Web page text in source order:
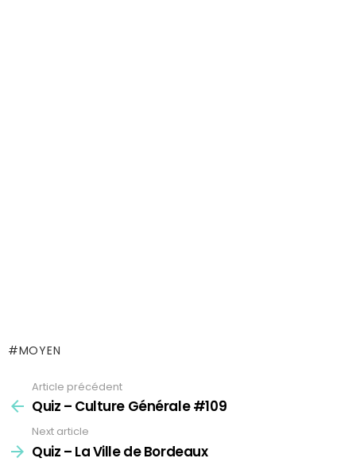
MOYEN
more
Article précédent
Quiz – Culture Générale #109
Next article
Quiz – La Ville de Bordeaux